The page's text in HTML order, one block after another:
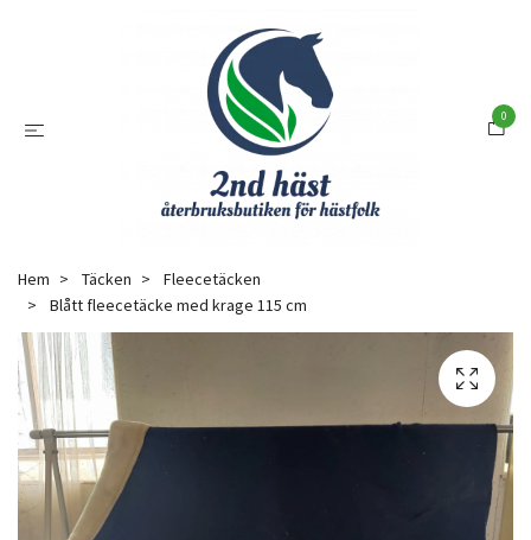
0
Hem Täcken
Fleecetäcken
Blått fleecetäcke med krage 115 cm